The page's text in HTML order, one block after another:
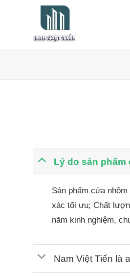
Lý do sản
Sản phẩm cửa
xác tối ưu; Chất
năm kinh nghiệm,
Nam Việt Tiến là